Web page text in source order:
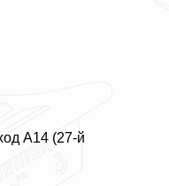
A14 (27-й